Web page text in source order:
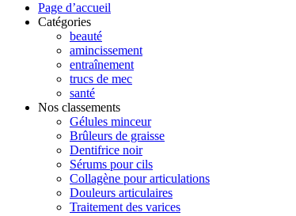
Page d’accueil
Catégories
beauté
amincissement
entraînement
trucs de mec
santé
Nos classements
Gélules minceur
Brûleurs de graisse
Dentifrice noir
Sérums pour cils
Collagène pour articulations
Douleurs articulaires
Traitement des varices